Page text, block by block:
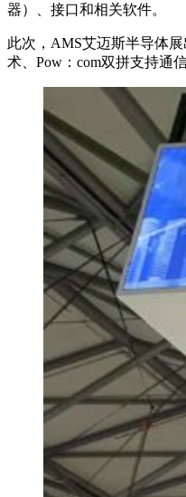
器）、接口和相关软件。
此次，AMS艾迈斯半导体
术、Pow：com双拼支持通